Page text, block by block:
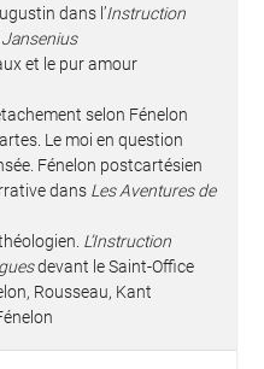
dans l’Instruction
et le pur amour
selon Fénelon
Le moi en question
Fénelon postcartésien
dans Les Aventures de
L’Instruction
devant le Saint-Office
Rousseau, Kant